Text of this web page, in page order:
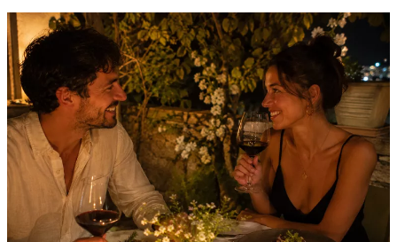
Saarbrücken
Salzgitter
Schongau
Schwabach
Schweinfurt